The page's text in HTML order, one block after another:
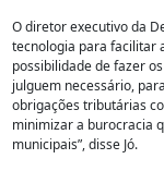
O diretor executivo da
tecnologia para facilitar
possibilidade de fazer
julguem necessário,
obrigações tributárias
minimizar a burocracia
municipais”, disse Jó.